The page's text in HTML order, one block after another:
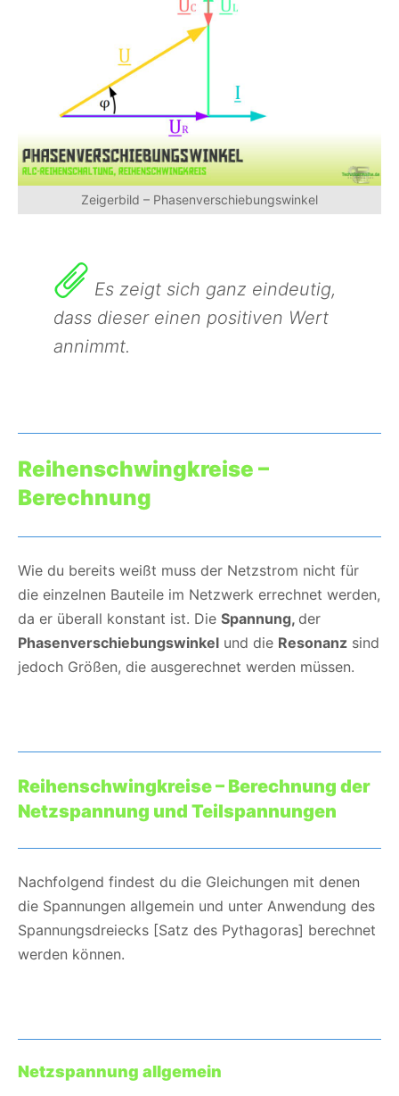
Zeigerbild – Phasenverschiebungswinkel
Es zeigt sich ganz eindeutig,
dass dieser einen positiven Wert
annimmt.
Reihenschwingkreise –
Berechnung
Wie du bereits weißt muss der Netzstrom nicht für
die einzelnen Bauteile im Netzwerk errechnet werden,
da er überall konstant ist. Die Spannung, der
Phasenverschiebungswinkel und die Resonanz sind
jedoch Größen, die ausgerechnet werden müssen.
Reihenschwingkreise – Berechnung der
Netzspannung und Teilspannungen
Nachfolgend findest du die Gleichungen mit denen
die Spannungen allgemein und unter Anwendung des
Spannungsdreiecks [Satz des Pythagoras] berechnet
werden können.
Netzspannung allgemein